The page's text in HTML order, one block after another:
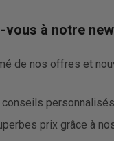
vous à notre
de nos offres et
personnalisés.
prix grâce à